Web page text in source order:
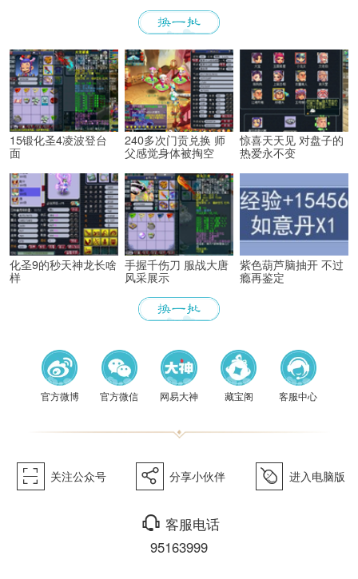
面，就带各位少侠了解一下吧！
15锻化圣4凌波登台
面
240多次门贡兑换 师
父感觉身体被掏空
惊喜天天见 对盘子的
热爱永不变
化圣9的秒天神龙长啥
样
手握千伤刀 服战大唐
风采展示
紫色葫芦脑抽开 不过
瘾再鉴定
《梦幻
官方微博 官方微信 网易大神 藏宝阁 客服中心
򰀁 关注公众号 򰀂 分享小伙伴 򰀄 进入电脑版
򰀃 客服电话
95163999